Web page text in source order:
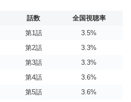
話数
全国視聴率
第1話
3.5%
第2話
3.3%
第3話
3.3%
第4話
3.6%
第5話
3.6%